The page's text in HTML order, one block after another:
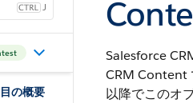
J
の概要
Salesforce
CRM Content
以降でこのオ